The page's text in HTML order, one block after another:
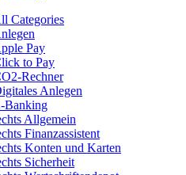
Categories
Pay
to Pay
Rechner
Anlegen
Banking
Allgemein
Finanzassistent
Konten und Karten
Sicherheit